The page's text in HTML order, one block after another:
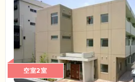
空室2室